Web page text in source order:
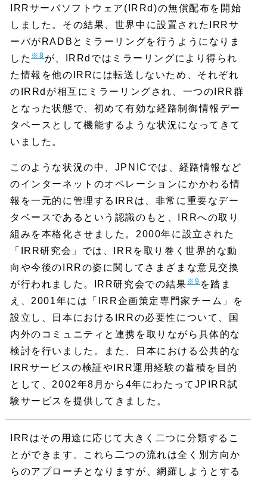
IRRサーバソフトウェア(IRRd)の無償配布を開始
しました。その結果、世界中に設置されたIRRサ
ーバがRADBとミラーリングを行うようになりま
した※8が、IRRdではミラーリングにより得られ
た情報を他のIRRには転送しないため、それぞれ
のIRRdが相互にミラーリングされ、一つのIRR群
となった状態で、初めて有効な経路制御情報デー
タベースとして機能するような状況になってきて
いました。
このような状況の中、JPNICでは、経路情報など
のインターネットのオペレーションにかかわる情
報を一元的に管理するIRRは、非常に重要なデー
タベースであるという認識のもと、IRRへの取り
組みを本格化させました。2000年に設立された
「IRR研究会」では、IRRを取り巻く世界的な動
向や今後のIRRの姿に関してさまざまな意見交換
が行われました。IRR研究会での結果※9を踏ま
え、2001年には「IRR企画策定専門家チーム」を
設立し、日本におけるIRRの必要性について、国
内外のコミュニティと連携を取りながら具体的な
検討を行いました。また、日本における公共的な
IRRサービスの検証やIRR運用経験の蓄積を目的
として、2002年8月から4年にわたってJPIRR試
験サービスを提供してきました。
IRRはその用途に応じて大きく二つに分類するこ
とができます。これら二つの流れは全く別方向か
らのアプローチとなりますが、網羅しようとする